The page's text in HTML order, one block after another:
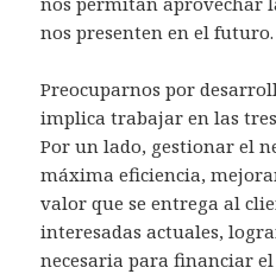
nos presenten en el futuro.
Preocuparnos por
implica trabajar en las
Por un lado, gestionar el
máxima eficiencia,
valor que se entrega al
interesadas actuales,
necesaria para financiar